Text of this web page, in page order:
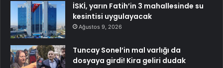
İSKİ, yarın Fatih’in 3 mahallesinde su
kesintisi uygulayacak
Ağustos 9, 2026
Tuncay Sonel’in mal varlığı da
dosyaya girdi! Kira geliri dudak